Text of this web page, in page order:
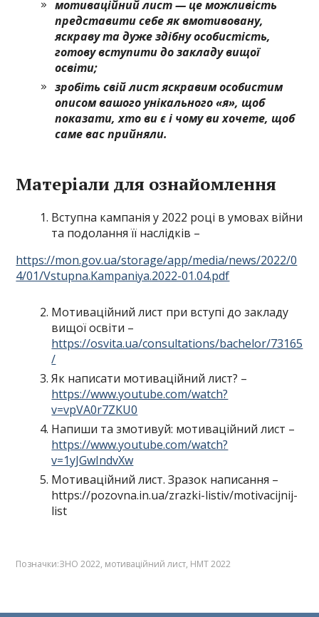
мотиваційний лист — це можливість
представити себе як вмотивовану,
яскраву та дуже здібну особистість,
готову вступити до закладу вищої
освіти;
зробіть свій лист яскравим особистим
описом вашого унікального «я», щоб
показати, хто ви є і чому ви хочете, щоб
саме вас прийняли.
Матеріали для ознайомлення
Вступна кампанія у 2022 році в умовах війни
та подолання її наслідків –
https://mon.gov.ua/storage/app/media/news/2022/0
4/01/Vstupna.Kampaniya.2022-01.04.pdf
Мотиваційний лист при вступі до закладу
вищої освіти –
https://osvita.ua/consultations/bachelor/73165
/
Як написати мотиваційний лист? –
https://www.youtube.com/watch?
v=vpVA0r7ZKU0
Напиши та змотивуй: мотиваційний лист –
https://www.youtube.com/watch?
v=1yJGwIndvXw
Мотиваційний лист. Зразок написання –
https://pozovna.in.ua/zrazki-listiv/motivacijnij-
list
Позначки:ЗНО 2022, мотиваційний лист, НМТ 2022